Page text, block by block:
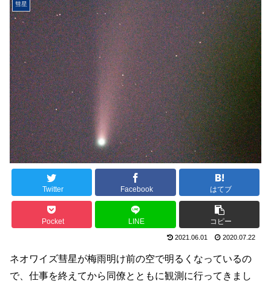
彗星
Twitter Facebook はてブ
Pocket LINE コピー
2021.06.01 2020.07.22
ネオワイズ彗星が梅雨明け前の空で明るくなっているの
で、仕事を終えてから同僚とともに観測に行ってきまし